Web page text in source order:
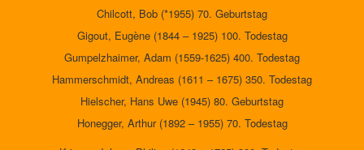
Chilcott, Bob (*1955) 70. Geburtstag
Gigout, Eugène (1844 – 1925) 100. Todestag
Gumpelzhaimer, Adam (1559-1625) 400. Todestag
Hammerschmidt, Andreas (1611 – 1675) 350. Todestag
Hielscher, Hans Uwe (1945) 80. Geburtstag
Honegger, Arthur (1892 – 1955) 70. Todestag